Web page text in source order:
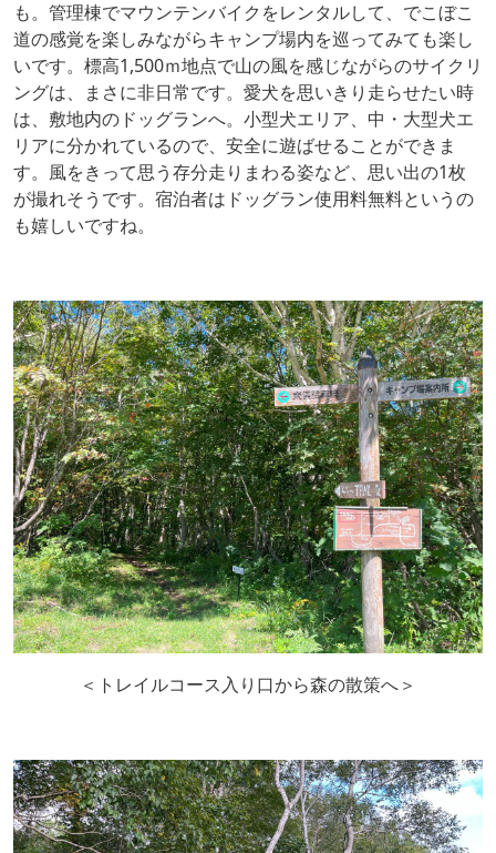
も。管理棟でマウンテンバイクをレンタルして、でこぼこ
道の感覚を楽しみながらキャンプ場内を巡ってみても楽し
いです。標高1,500ｍ地点で山の風を感じながらのサイクリ
ングは、まさに非日常です。愛犬を思いきり走らせたい時
は、敷地内のドッグランへ。小型犬エリア、中・大型犬エ
リアに分かれているので、安全に遊ばせることができま
す。風をきって思う存分走りまわる姿など、思い出の1枚
が撮れそうです。宿泊者はドッグラン使用料無料というの
も嬉しいですね。
＜トレイルコース入り口から森の散策へ＞